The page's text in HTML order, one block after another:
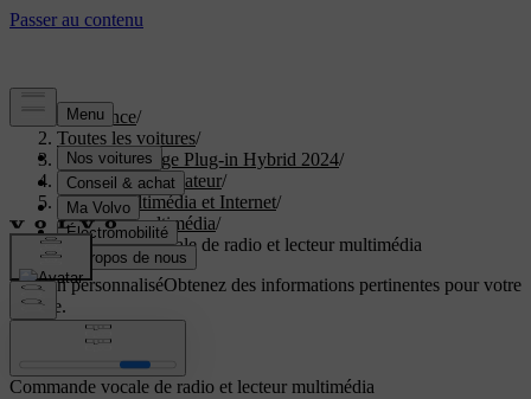
Assistance/
Toutes les voitures/
XC40 Recharge Plug-in Hybrid 2024/
Manuel de l'utilisateur/
Audio, multimédia et Internet/
Lecteur multimédia/
Commande vocale de radio et lecteur multimédia
Soutien personnaliséObtenez des informations pertinentes pour votre
voiture.
Connexion
Commande vocale de radio et lecteur multimédia